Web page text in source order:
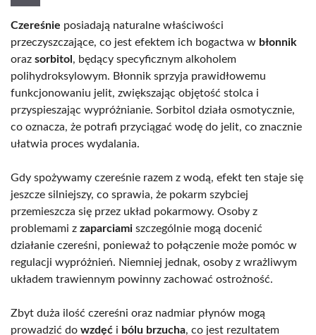
Czereśnie posiadają naturalne właściwości
przeczyszczające, co jest efektem ich bogactwa w błonnik
oraz sorbitol , będący specyficznym alkoholem
polihydroksylowym. Błonnik sprzyja prawidłowemu
funkcjonowaniu jelit, zwiększając objętość stolca i
przyspieszając wypróżnianie. Sorbitol działa osmotycznie,
co oznacza, że potrafi przyciągać wodę do jelit, co znacznie
ułatwia proces wydalania.
Gdy spożywamy czereśnie razem z wodą, efekt ten staje się
jeszcze silniejszy, co sprawia, że pokarm szybciej
przemieszcza się przez układ pokarmowy. Osoby z
problemami z zaparciami szczególnie mogą docenić
działanie czereśni, ponieważ to połączenie może pomóc w
regulacji wypróżnień. Niemniej jednak, osoby z wrażliwym
układem trawiennym powinny zachować ostrożność.
Zbyt duża ilość czereśni oraz nadmiar płynów mogą
prowadzić do wzdęć i bólu brzucha, co jest rezultatem